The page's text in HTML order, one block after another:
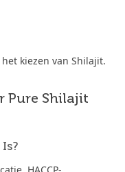
kiezen van Shilajit.
Pure Shilajit